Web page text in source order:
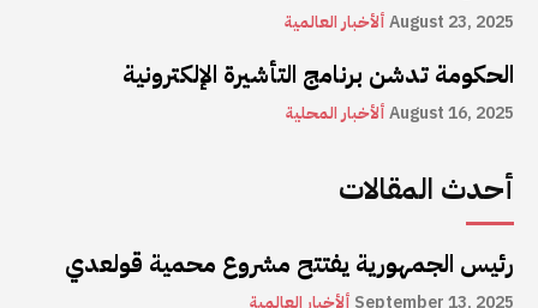
ألأخبار العالميةAugust 23, 2025
الحكومة تدشن برنامج التأشيرة الإلكترونية
ألأخبار المحليةAugust 16, 2025
أحدث المقالات
رئيس الجمهورية يفتتح مشروع محمية قولعدي
ألأخبار العالمية September 13, 2025